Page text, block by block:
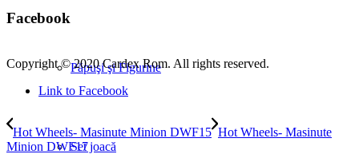
Păpuşi şi Figurine
Set joacă
Facebook
Copyright © 2020 Cardex Rom. All rights reserved.
Link to Facebook
Hot Wheels- Masinute Minion DWF15 Hot Wheels- Masinute
Minion DWF17